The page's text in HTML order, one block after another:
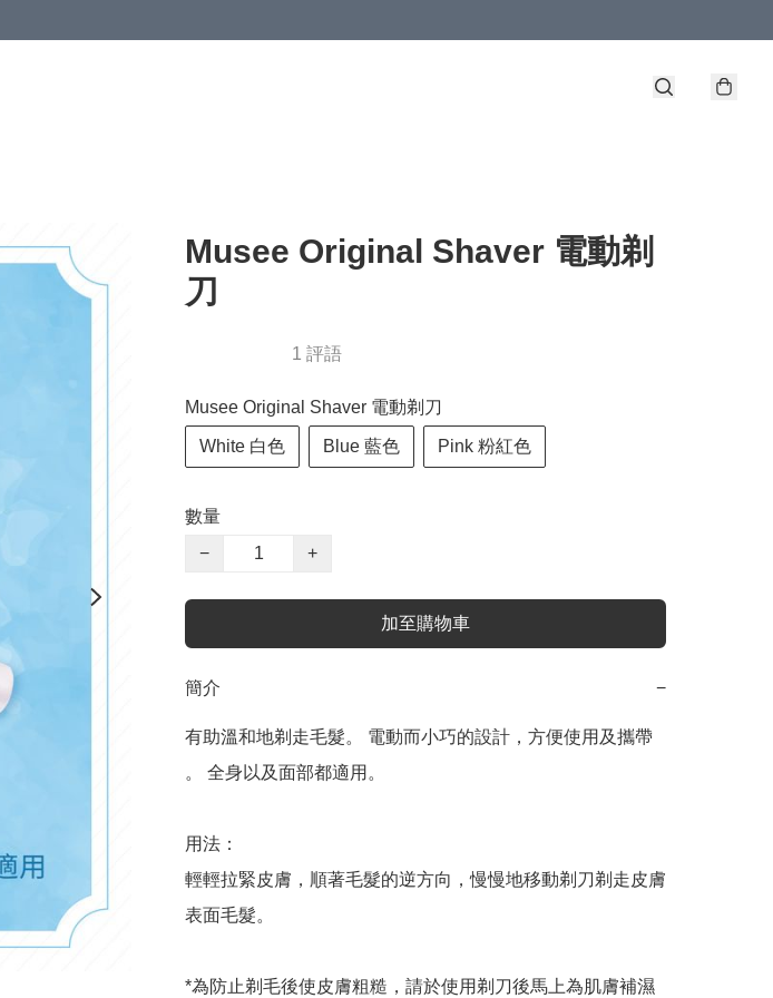
Musee Original Shaver 電動剃
刀
1 評語
Musee Original Shaver 電動剃刀
White 白色 Blue 藍色 Pink 粉紅色
數量
−
+
加至購物車
簡介 −
有助溫和地剃走毛髮。 電動而小巧的設計，方便使用及攜帶
。 全身以及面部都適用。
用法：
輕輕拉緊皮膚，順著毛髮的逆方向，慢慢地移動剃刀剃走皮膚
表面毛髮。
*為防止剃毛後使皮膚粗糙，請於使用剃刀後馬上為肌膚補濕